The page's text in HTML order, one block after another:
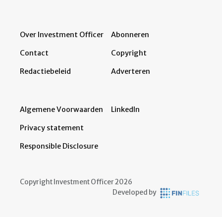
Over Investment Officer
Contact
Redactiebeleid
Abonneren
Copyright
Adverteren
Algemene Voorwaarden
Privacy statement
Responsible Disclosure
LinkedIn
Copyright Investment Officer 2026
Developed by